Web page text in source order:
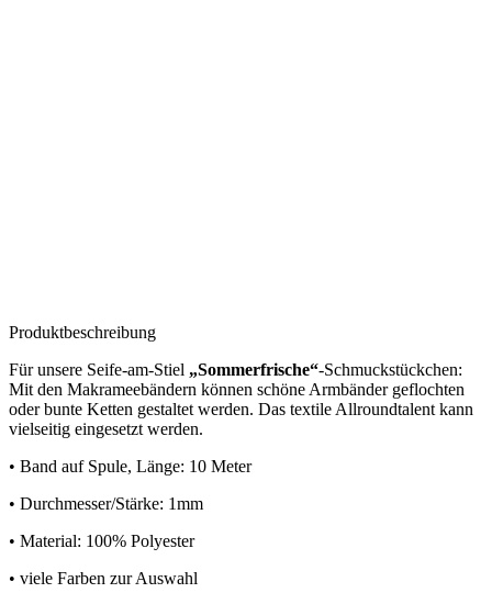
Produktbeschreibung
Für unsere Seife-am-Stiel „Sommerfrische“-Schmuckstückchen:
Mit den Makrameebändern können schöne Armbänder geflochten
oder bunte Ketten gestaltet werden. Das textile Allroundtalent kann
vielseitig eingesetzt werden.
• Band auf Spule, Länge: 10 Meter
• Durchmesser/Stärke: 1mm
• Material: 100% Polyester
• viele Farben zur Auswahl